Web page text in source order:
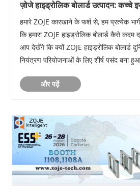
​ज़ोजे हाइड्रोलिक बोलार्ड उत्पादन: कच्चे
इकाई तक
हमारे ZOJE कारखाने के फर्श से, हम प्रत्येक
कि हमारा ZOJE हाइड्रोलिक बोलार्ड कैसे
आप देखेंगे कि क्यों ZOJE हाइड्रोलिक बोलार्ड
नियंत्रण परियोजनाओं के लिए शीर्ष पसंद बना
और पढ़ें